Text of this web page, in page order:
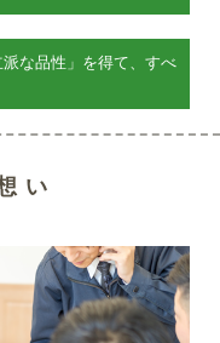
派な品性」を得て、すべ
い